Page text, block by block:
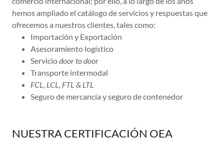
hemos ampliado el catálogo de servicios y respuestas que
ofrecemos a nuestros clientes, tales como:
Importación y Exportación
Asesoramiento logístico
Serviciodoor to door
Transporte intermodal
FCL, LCL, FTL & LTL
Seguro de mercancía y seguro de contenedor
NUESTRA CERTIFICACIÓN OEA